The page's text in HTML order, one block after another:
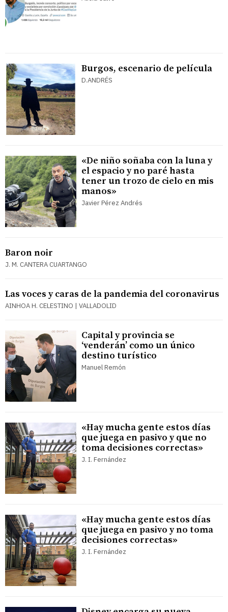
Burgos, escenario de película
D.ANDRÉS
«De niño soñaba con la luna y
el espacio y no paré hasta
tener un trozo de cielo en mis
manos»
Javier Pérez Andrés
Baron noir
J. M. CANTERA CUARTANGO
Las voces y caras de la pandemia del coronavirus
AINHOA H. CELESTINO | VALLADOLID
Capital y provincia se
‘venderán’ como un único
destino turístico
Manuel Remón
«Hay mucha gente estos días
que juega en pasivo y que no
toma decisiones correctas»
J. I. Fernández
«Hay mucha gente estos días
que juega en pasivo y no toma
decisiones correctas»
J. I. Fernández